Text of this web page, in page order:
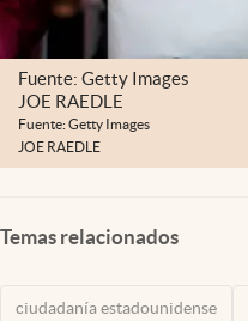
Fuente: Getty Images
JOE RAEDLE
Fuente: Getty Images
JOE RAEDLE
Temas relacionados
ciudadanía estadounidense